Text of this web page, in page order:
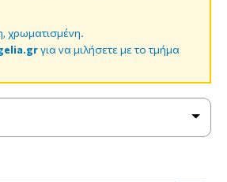
χρωματισμένη.
για να μιλήσετε με το τμήμα